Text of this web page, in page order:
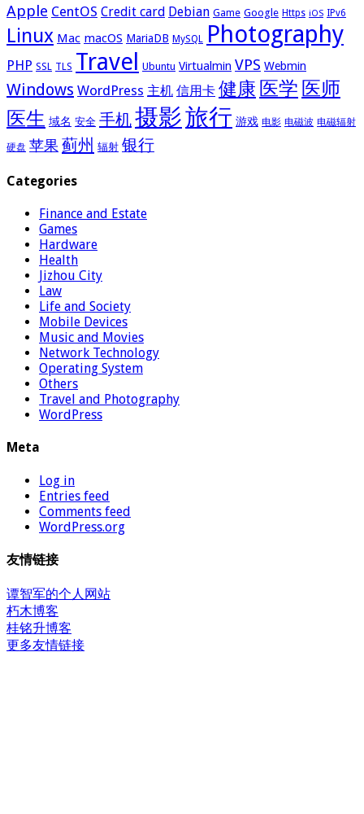
Apple CentOS Credit card Debian Game Google Https iOS IPv6
Linux Mac macOS MariaDB MySQL Photography
PHP SSL TLS Travel Ubuntu Virtualmin VPS Webmin
Windows WordPress 主机 信用卡 健康 医学 医师
医生 域名 安全 手机摄影旅行 游戏 电影 电磁波 电磁辐射
硬盘 苹果 蓟州 辐射 银行
Categories
Finance and Estate
Games
Hardware
Health
Jizhou City
Law
Life and Society
Mobile Devices
Music and Movies
Network Technology
Operating System
Others
Travel and Photography
WordPress
Meta
Log in
Entries feed
Comments feed
WordPress.org
友情链接
谭智军的个人网站
朽木博客
桂铭升博客
更多友情链接